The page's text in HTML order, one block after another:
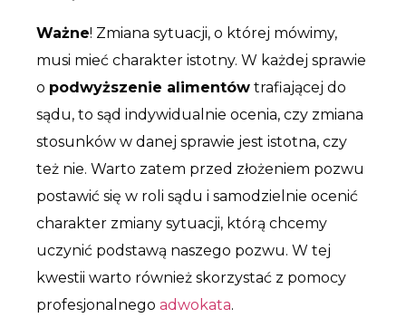
Ważne! Zmiana sytuacji, o której mówimy,
musi mieć charakter istotny. W każdej sprawie
o podwyższenie alimentów trafiającej do
sądu, to sąd indywidualnie ocenia, czy zmiana
stosunków w danej sprawie jest istotna, czy
też nie. Warto zatem przed złożeniem pozwu
postawić się w roli sądu i samodzielnie ocenić
charakter zmiany sytuacji, którą chcemy
uczynić podstawą naszego pozwu. W tej
kwestii warto również skorzystać z pomocy
profesjonalnego adwokata.